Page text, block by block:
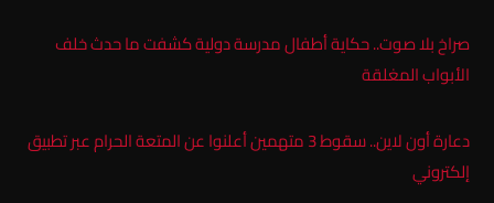
صراخ بلا صوت.. حكاية أطفال مدرسة دولية كشفت ما حدث خلف
الأبواب المغلقة
دعارة أون لاين.. سقوط 3 متهمين أعلنوا عن المتعة الحرام عبر تطبيق
إلكتروني